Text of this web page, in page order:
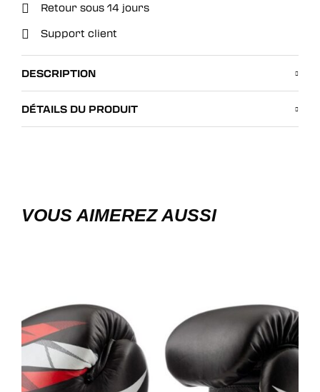
Retour sous 14 jours
Support client
DESCRIPTION
DÉTAILS DU PRODUIT
VOUS AIMEREZ AUSSI